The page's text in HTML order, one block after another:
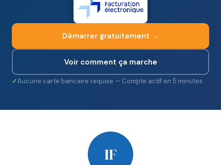
Démarrer gratuitement →
Voir comment ça marche
Aucune carte bancaire requise — Compte actif en 5 minutes
IF